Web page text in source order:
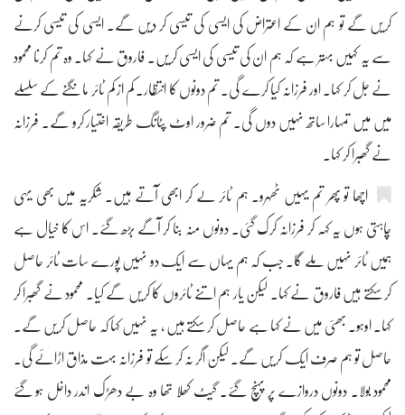
کریں گے تو ہم ان کے اعتراض کی ایسی کی تیسی کر دیں گے۔ ایسی کی تیسی کرنے
سے یہ کہیں بہتر ہے کہ ہم ان کی تیسی کی ایسی کریں۔ فاروق نے کہا۔ وہ تم کرنا محمود
نے جل کر کہا۔ اور فرزانہ کیا کرے گی۔ تم دونوں کا انتظار۔ کم از کم ٹائر مانگنے کے سلسلے
میں میں تمہارا ساتھ نہیں دوں گی۔ تم ضرور اوٹ پٹانگ طریقہ اختیار کرو گے۔ فرزانہ
نے گھبرا کر کہا۔
اچھا تو پھر تم یہیں ٹھہرو۔ ہم ٹائر لے کر ابھی آتے ہیں۔ شکریہ میں بھی یہی
چاہتی ہوں یہ کہہ کر فرزانہ کرک گئی۔ دونوں منہ بنا کر آگے بڑھ گئے۔ اس کا خیال ہے
ہمیں ٹائر نہیں ملے گا۔ جب کہ ہم یہاں سے ایک دو نہیں پورے سات ٹائر حاصل
کر سکتے ہیں فاروق نے کہا۔ لیکن یار ہم اتنے ٹائروں کا کریں گے کیا۔ محمود نے گھبرا کر
کہا۔ اوہو۔ بھئی میں نے کہا ہے حاصل کر سکتے ہیں ، یہ نہیں کہا کہ حاصل کریں گے۔
حاصل تو ہم صرف ایک کریں گے۔ لیکن اگر نہ کر سکے تو فرزانہ بہت مذاق اڑائے گی۔
محمود بولا۔ دونوں دروازے پر پہنچ گئے۔ گیٹ کھلا تھا وہ بے دھڑک اندر داخل ہو گئے